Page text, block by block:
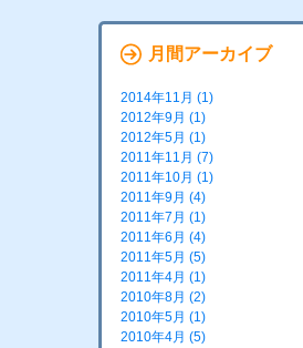
月間アーカイブ
2014年11月 (1)
2012年9月 (1)
2012年5月 (1)
2011年11月 (7)
2011年10月 (1)
2011年9月 (4)
2011年7月 (1)
2011年6月 (4)
2011年5月 (5)
2011年4月 (1)
2010年8月 (2)
2010年5月 (1)
2010年4月 (5)